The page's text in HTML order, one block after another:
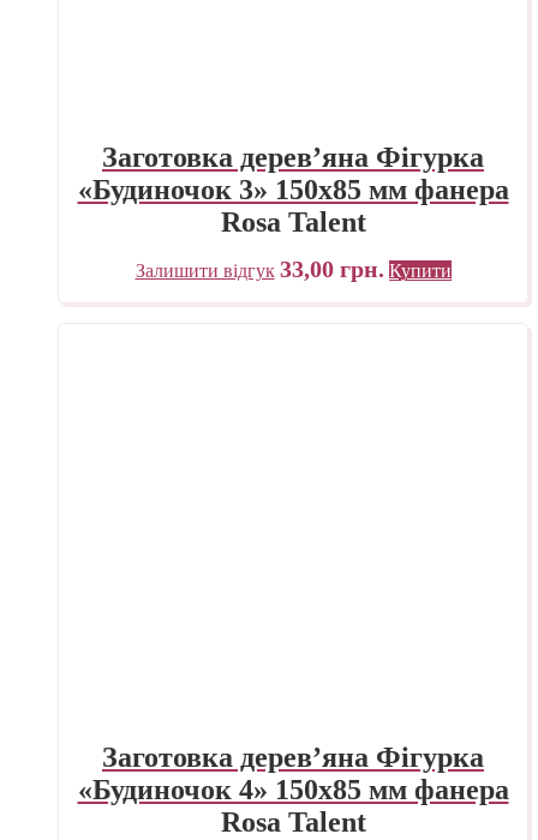
Заготовка дерев’яна Фігурка
«Будиночок 3» 150х85 мм фанера
Rosa Talent
Залишити відгук 33,00 грн. Купити
Заготовка дерев’яна Фігурка
«Будиночок 4» 150х85 мм фанера
Rosa Talent